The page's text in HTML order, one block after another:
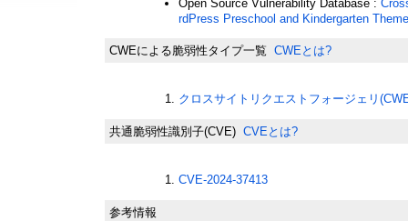
Open Source Vulnerability Database :
rdPress Preschool and Kindergarten
CWEによる脆弱性タイプ一覧 CWEとは?
クロスサイトリクエストフォージェリ
共通脆弱性識別子(CVE) CVEとは?
CVE-2024-37413
参考情報